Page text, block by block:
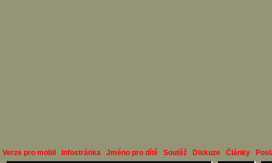
Verze pro mobil Infostránka Jméno pro dítě Soutěž Diskuze Články